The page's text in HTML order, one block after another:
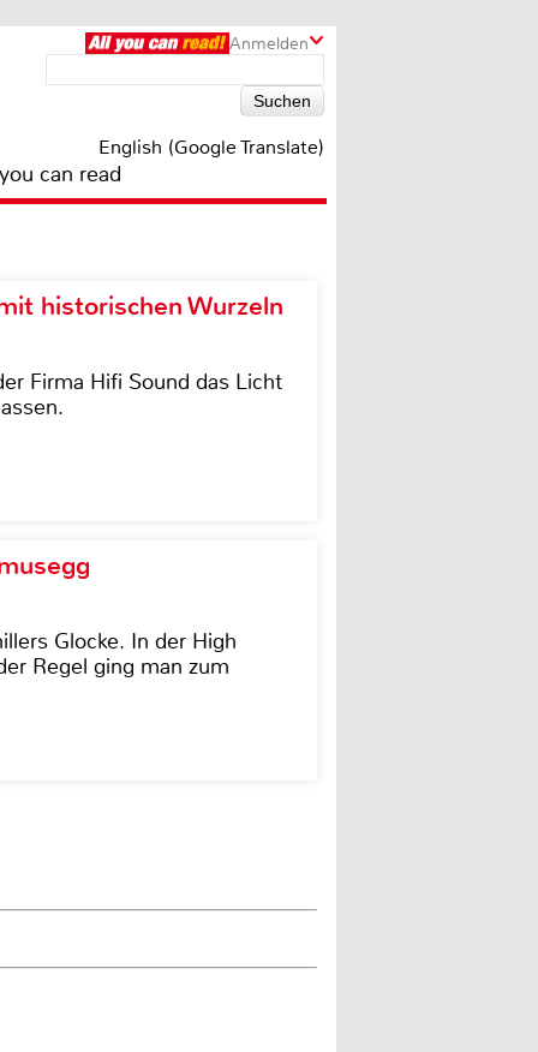
Anmelden
English (Google Translate)
can read
historischen Wurzeln
Firma Hifi Sound das Licht
Glocke. In der High
Regel ging man zum